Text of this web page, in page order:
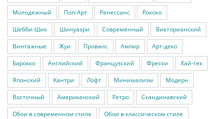
Молодежный Поп-Арт Ренессанс Рококо
Шебби-Шик Шинуазри Современный Викторианский
Винтажные Жуи Прованс Ампир Арт-деко
Барокко Английский Французский Фрески Хай-тек
Японский Кантри Лофт Минимализм Модерн
Восточный Американский Ретро Скандинавский
Обои в современном стиле Обои в классическом стиле